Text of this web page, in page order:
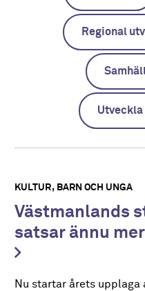
Regional
Utveckla
KULTUR BARN OCH UNGA
Västmanlands
satsar ännu
Nu startar årets upplaga